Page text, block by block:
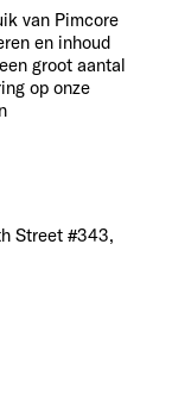
van Pimcore
en inhoud
groot aantal
op onze
Street #343,